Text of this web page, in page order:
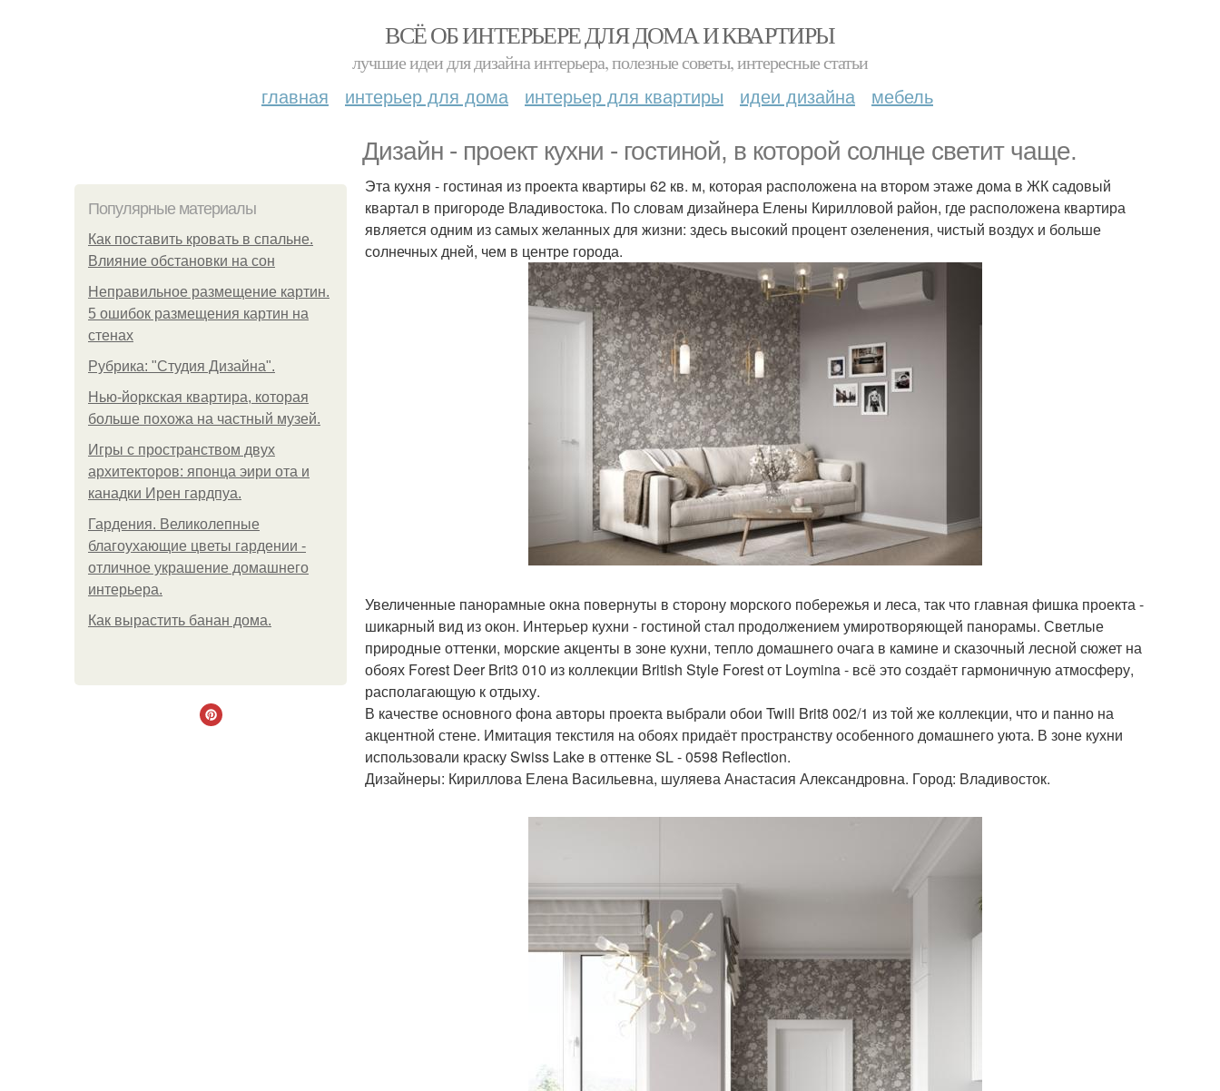
ВСЁ ОБ ИНТЕРЬЕРЕ ДЛЯ ДОМА И КВАРТИРЫ
лучшие идеи для дизайна интерьера, полезные советы, интересные статьи
главная интерьер для дома интерьер для квартиры идеи дизайна мебель
Дизайн - проект кухни - гостиной, в которой солнце светит чаще.
Популярные материалы
Как поставить кровать в спальне.
Влияние обстановки на сон
Неправильное размещение картин.
5 ошибок размещения картин на
стенах
Рубрика: "Студия Дизайна".
Нью-йоркская квартира, которая
больше похожа на частный музей.
Игры с пространством двух
архитекторов: японца эири ота и
канадки Ирен гардпуа.
Гардения. Великолепные
благоухающие цветы гардении -
отличное украшение домашнего
интерьера.
Как вырастить банан дома.
Эта кухня - гостиная из проекта квартиры 62 кв. м, которая расположена на втором этаже дома в ЖК садовый
квартал в пригороде Владивостока. По словам дизайнера Елены Кирилловой район, где расположена квартира
является одним из самых желанных для жизни: здесь высокий процент озеленения, чистый воздух и больше
солнечных дней, чем в центре города.
Увеличенные панорамные окна повернуты в сторону морского побережья и леса, так что главная фишка проекта -
шикарный вид из окон. Интерьер кухни - гостиной стал продолжением умиротворяющей панорамы. Светлые
природные оттенки, морские акценты в зоне кухни, тепло домашнего очага в камине и сказочный лесной сюжет на
обоях Forest Deer Brit3 010 из коллекции British Style Forest от Loymina - всё это создаёт гармоничную атмосферу,
располагающую к отдыху.
В качестве основного фона авторы проекта выбрали обои Twill Brit8 002/1 из той же коллекции, что и панно на
акцентной стене. Имитация текстиля на обоях придаёт пространству особенного домашнего уюта. В зоне кухни
использовали краску Swiss Lake в оттенке SL - 0598 Reflection.
Дизайнеры: Кириллова Елена Васильевна, шуляева Анастасия Александровна. Город: Владивосток.